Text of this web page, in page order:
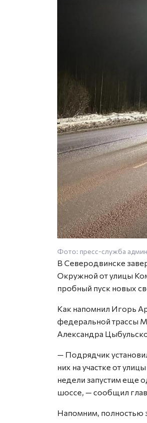
Фото: пресс-служба
В Северодвинске
Окружной от улицы
пробный пуск новых
Как напомнил Игорь
федеральной трассы
Александра
— Подрядчик
них на участке от
недели запустим еще
шоссе, — сообщил
Напомним, полностью